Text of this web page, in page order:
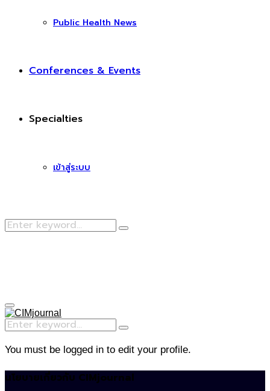
Public Health News
Conferences & Events
Specialties
เข้าสู่ระบบ
Search
Search
Primary
Menu
Search
for:
Search
You must be logged in to edit your profile.
นโยบายเกี่ยวกับ CIMjournal